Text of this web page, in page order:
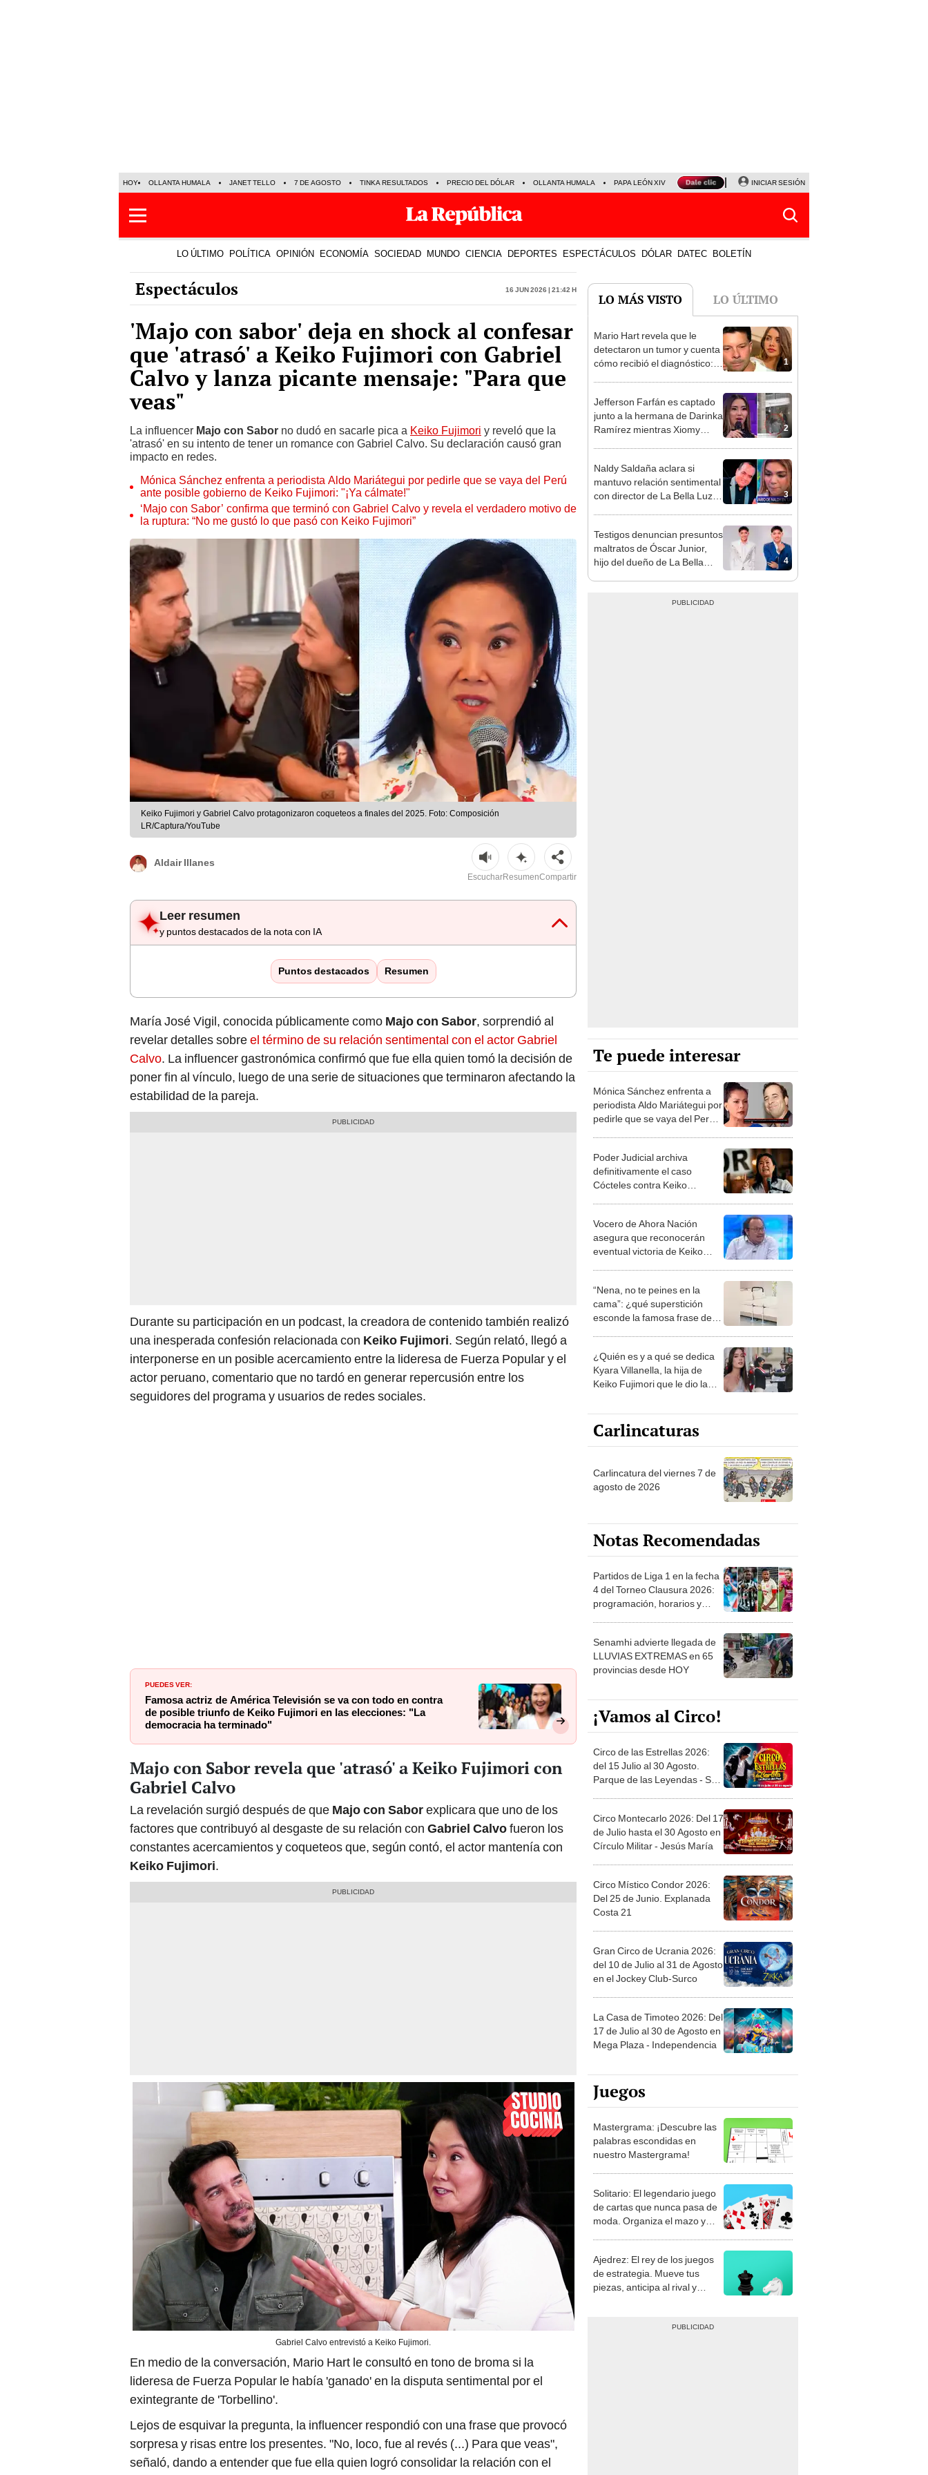
HOY OLLANTA HUMALA JANET TELLO 7 DE AGOSTO TINKA RESULTADOS PRECIO DEL DÓLAR OLLANTA HUMALA PAPA LEÓN XIV NALDY SALDAÑA LA BELLA LUZ
INICIAR SESIÓN
LO ÚLTIMO POLÍTICA OPINIÓN ECONOMÍA SOCIEDAD MUNDO CIENCIA DEPORTES ESPECTÁCULOS DÓLAR DATEC BOLETÍN
Espectáculos 16 Jun 2026 | 21:42 h
'Majo con sabor' deja en shock al confesar
que 'atrasó' a Keiko Fujimori con Gabriel
Calvo y lanza picante mensaje: "Para que
veas"
La influencer Majo con Sabor no dudó en sacarle pica a Keiko Fujimori y reveló que la
'atrasó' en su intento de tener un romance con Gabriel Calvo. Su declaración causó gran
impacto en redes.
Mónica Sánchez enfrenta a periodista Aldo Mariátegui por pedirle que se vaya del Perú
ante posible gobierno de Keiko Fujimori: "¡Ya cálmate!"
‘Majo con Sabor’ confirma que terminó con Gabriel Calvo y revela el verdadero motivo de
la ruptura: “No me gustó lo que pasó con Keiko Fujimori”
Keiko Fujimori y Gabriel Calvo protagonizaron coqueteos a finales del 2025. Foto: Composición
LR/Captura/YouTube
Aldair Illanes
EscucharResumenCompartir
Leer resumen
y puntos destacados de la nota con IA
Puntos destacados Resumen
María José Vigil, conocida públicamente como Majo con Sabor, sorprendió al
revelar detalles sobreel término de su relación sentimental con el actor Gabriel
Calvo. La influencer gastronómica confirmó que fue ella quien tomó la decisión de
poner fin al vínculo, luego de una serie de situaciones que terminaron afectando la
estabilidad de la pareja.
Durante su participación en un podcast, la creadora de contenido también realizó
una inesperada confesión relacionada con Keiko Fujimori. Según relató, llegó a
interponerse en un posible acercamiento entre la lideresa de Fuerza Popular y el
actor peruano, comentario que no tardó en generar repercusión entre los
seguidores del programa y usuarios de redes sociales.
PUEDES VER:
Famosa actriz de América Televisión se va con todo en contra
de posible triunfo de Keiko Fujimori en las elecciones: "La
democracia ha terminado"
Majo con Sabor revela que 'atrasó' a Keiko Fujimori con
Gabriel Calvo
La revelación surgió después de que Majo con Saborexplicara que uno de los
factores que contribuyó al desgaste de su relación con Gabriel Calvofueron los
constantes acercamientos y coqueteos que, según contó, el actor mantenía con
Keiko Fujimori.
Gabriel Calvo entrevistó a Keiko Fujimori.
En medio de la conversación, Mario Hart le consultó en tono de broma si la
lideresa de Fuerza Popular le había 'ganado' en la disputa sentimental por el
exintegrante de 'Torbellino'.
Lejos de esquivar la pregunta, la influencer respondió con una frase que provocó
sorpresa y risas entre los presentes. "No, loco, fue al revés (...) Para que veas",
señaló, dando a entender que fue ella quien logró consolidar la relación con el
LO MÁS VISTO LO ÚLTIMO
1
Mario Hart revela que le
detectaron un tumor y cuenta
cómo recibió el diagnóstico:
2
Jefferson Farfán es captado
junto a la hermana de Darinka
Ramírez mientras Xiomy
3
Naldy Saldaña aclara si
mantuvo relación sentimental
con director de La Bella Luz
bajo”
4
Testigos denuncian presuntos
maltratos de Óscar Junior,
hijo del dueño de La Bella
Te puede interesar
Mónica Sánchez enfrenta a
periodista Aldo Mariátegui por
pedirle que se vaya del Perú
Poder Judicial archiva
definitivamente el caso
Cócteles contra Keiko
Vocero de Ahora Nación
asegura que reconocerán
eventual victoria de Keiko
“Nena, no te peines en la
cama”: ¿qué superstición
esconde la famosa frase de
¿Quién es y a qué se dedica
Kyara Villanella, la hija de
Keiko Fujimori que le dio la
Carlincaturas
Carlincatura del viernes 7 de
agosto de 2026
Notas Recomendadas
Partidos de Liga 1 en la fecha
4 del Torneo Clausura 2026:
programación, horarios y
Senamhi advierte llegada de
LLUVIAS EXTREMAS en 65
provincias desde HOY
¡Vamos al Circo!
Circo de las Estrellas 2026:
del 15 Julio al 30 Agosto.
Parque de las Leyendas - San
Circo Montecarlo 2026: Del 17
de Julio hasta el 30 Agosto en
Círculo Militar - Jesús María
Circo Místico Condor 2026:
Del 25 de Junio. Explanada
Costa 21
Gran Circo de Ucrania 2026:
del 10 de Julio al 31 de Agosto
en el Jockey Club-Surco
La Casa de Timoteo 2026: Del
17 de Julio al 30 de Agosto en
Mega Plaza - Independencia
Juegos
Mastergrama: ¡Descubre las
palabras escondidas en
nuestro Mastergrama!
Solitario: El legendario juego
de cartas que nunca pasa de
moda. Organiza el mazo y
Ajedrez: El rey de los juegos
de estrategia. Mueve tus
piezas, anticipa al rival y